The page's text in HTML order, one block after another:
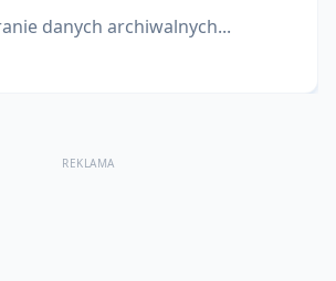
danych archiwalnych...
REKLAMA